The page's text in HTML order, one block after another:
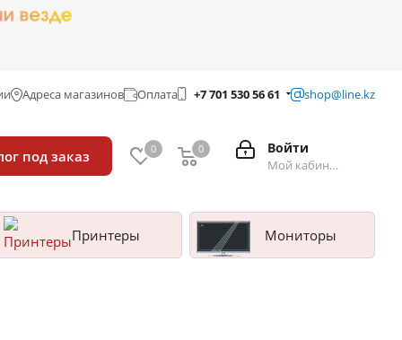
Адреса магазинов Оплата +7 701 530 56 61 shop@line.kz
под заказ Войти
Мой кабинет
0 0
Принтеры Мониторы